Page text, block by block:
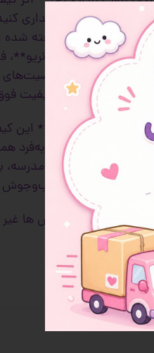
مخصوص را خریداری
بی‌نظیر**، ساخته
دوست‌داشتنی سانریو**،
استثنایی**، کیفیت
از دست ندهید!** این
امکانات منحصر‌به‌فرد
فراتر از یک کیف مدرسه،
پرجنب‌وجوش
کلیه ی عکس ها غیر
به علاقه مندی ها